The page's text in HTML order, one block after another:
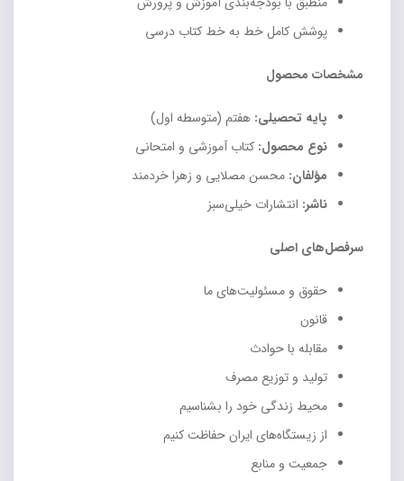
پوشش کامل خط به خط کتاب درسی
مشخصات محصول
پایه تحصیلی: هفتم (متوسطه اول)
نوع محصول: کتاب آموزشی و امتحانی
مؤلفان: محسن مصلایی و زهرا خردمند
ناشر: انتشارات خیلی‌سبز
سرفصل‌های اصلی
حقوق و مسئولیت‌های ما
قانون
مقابله با حوادث
تولید و توزیع مصرف
محیط زندگی خود را بشناسیم
از زیستگاه‌های ایران حفاظت کنیم
جمعیت و منابع